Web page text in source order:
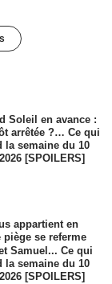
Soleil en avance :
arrêtée ?… Ce qui
la semaine du 10
[SPOILERS]
appartient en
piège se referme
Samuel... Ce qui
la semaine du 10
[SPOILERS]